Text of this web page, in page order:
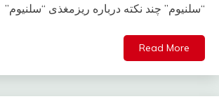
“سلنیوم” چند نکته درباره ریزمغذی “سلنیوم”
Read More